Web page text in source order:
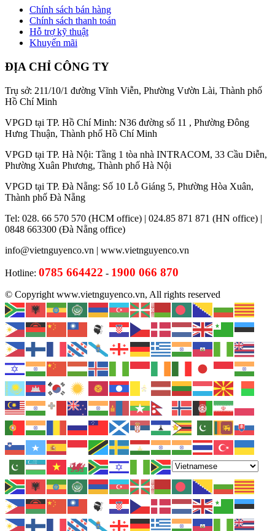
Chính sách bán hàng
Chính sách thanh toán
Hỗ trợ kỹ thuật
Khuyến mãi
ĐỊA CHỈ CÔNG TY
Trụ sở: 211/10/1 đường Vĩnh Viễn, Phường Vườn Lài, Thành phố
Hồ Chí Minh
VPGD tại TP. Hồ Chí Minh: N36 đường số 11 , Phường Đông
Hưng Thuận, Thành phố Hồ Chí Minh
VPGD tại TP. Hà Nội: Tầng 1 tòa nhà INTRACOM, 33 Cầu Diễn,
Phường Xuân Phương, Thành phố Hà Nội
VPGD tại TP. Đà Nẵng: Số 10 Lỗ Giáng 5, Phường Hòa Xuân,
Thành phố Đà Nẵng
Tel: 028. 66 570 570 (HCM office) | 024.85 871 871 (HN office) |
0848 663300 (Đà Nẵng office)
info@vietnguyenco.vn | www.vietnguyenco.vn
Hotline: 0785 664422 - 1900 066 870
© Copyright www.vietnguyenco.vn, All rights reserved